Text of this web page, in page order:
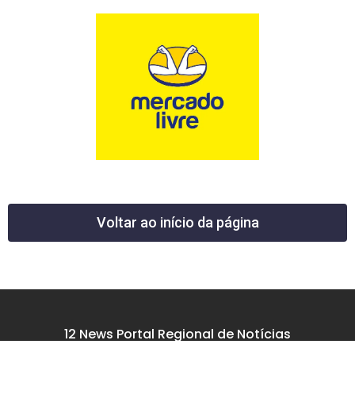
Voltar ao início da página
12 News Portal Regional de Notícias